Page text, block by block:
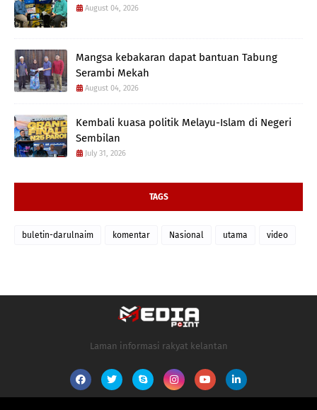
August 04, 2026
Mangsa kebakaran dapat bantuan Tabung
Serambi Mekah
August 04, 2026
Kembali kuasa politik Melayu-Islam di Negeri
Sembilan
July 31, 2026
TAGS
buletin-darulnaim komentar Nasional utama video
Laman informasi rakyat kelantan